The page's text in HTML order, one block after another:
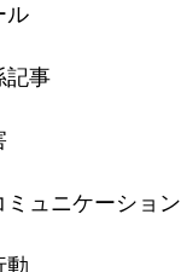
ル
記事
ミュニケーション
動